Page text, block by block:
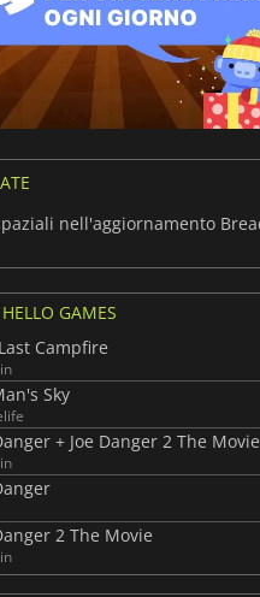
GAMES
Campfire
Sky
+ Joe Danger 2 The Movie
2 The Movie